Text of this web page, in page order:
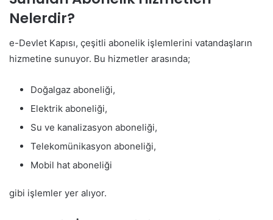
Nelerdir?
e-Devlet Kapısı, çeşitli abonelik işlemlerini vatandaşların
hizmetine sunuyor. Bu hizmetler arasında;
Doğalgaz aboneliği,
Elektrik aboneliği,
Su ve kanalizasyon aboneliği,
Telekomünikasyon aboneliği,
Mobil hat aboneliği
gibi işlemler yer alıyor.